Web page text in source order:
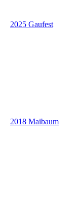
2025 Gaufest
2018 Maibaum